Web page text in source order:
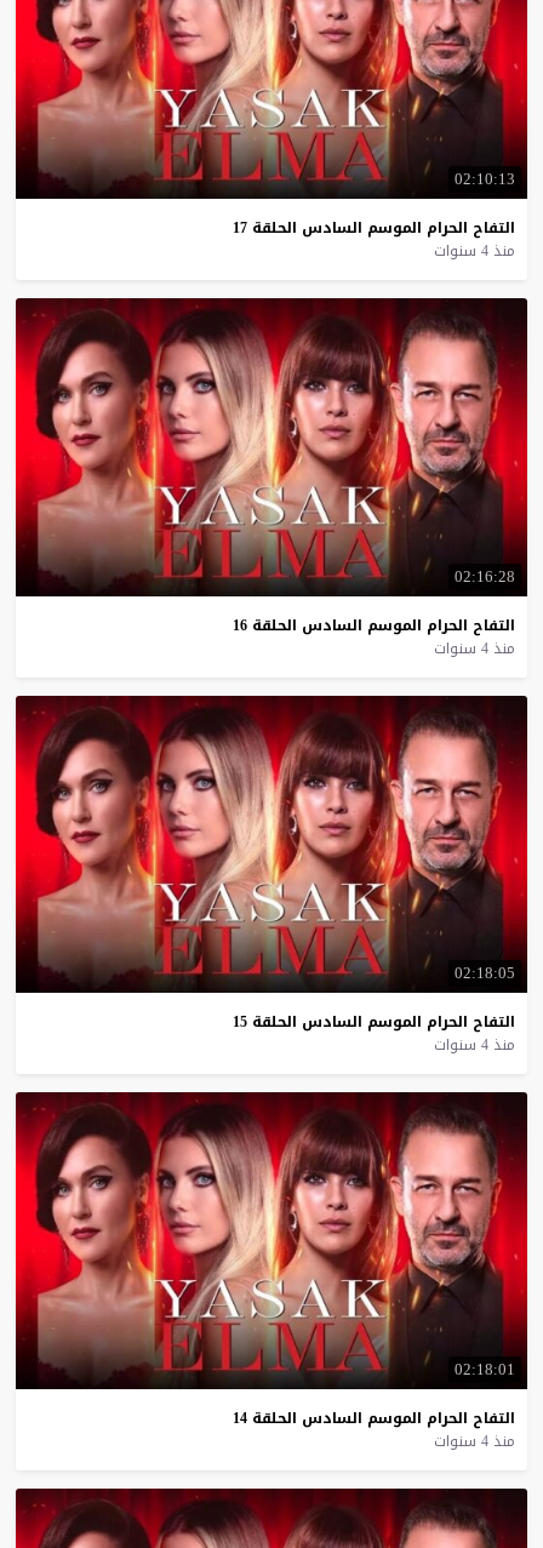
02:10:13
التفاح الحرام الموسم السادس الحلقة 17
منذ 4 سنوات
02:16:28
التفاح الحرام الموسم السادس الحلقة 16
منذ 4 سنوات
02:18:05
التفاح الحرام الموسم السادس الحلقة 15
منذ 4 سنوات
02:18:01
التفاح الحرام الموسم السادس الحلقة 14
منذ 4 سنوات